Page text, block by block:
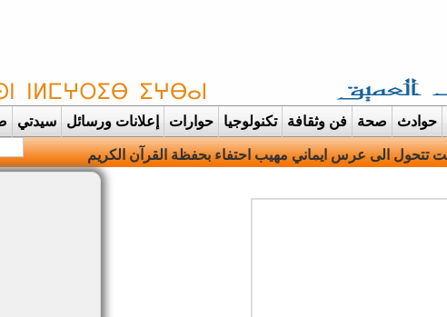
حوادث صحة فن وثقافة تكنولوجيا حوارات إعلانات ورسائل سيدتي
الهوية وترتدي |